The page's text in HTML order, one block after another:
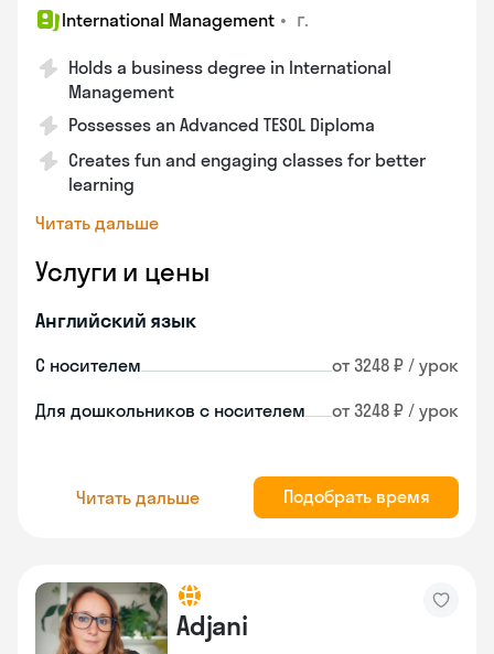
International Management • г.
Holds a business degree in International
Management
Possesses an Advanced TESOL Diploma
Creates fun and engaging classes for better
learning
Читать дальше
Услуги и цены
Английский язык
С носителем от 3248 ₽ / урок
Для дошкольников с носителем от 3248 ₽ / урок
Читать дальше Подобрать время
Adjani